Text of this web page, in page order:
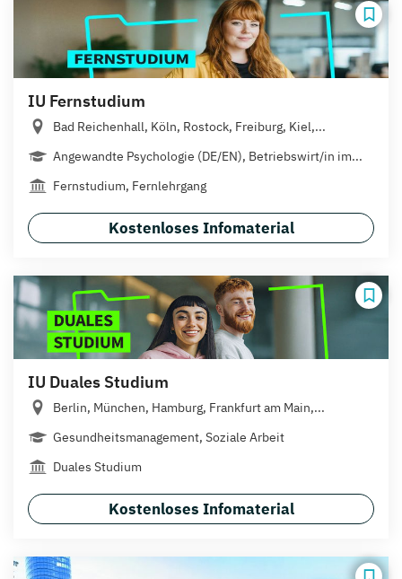
IU Fernstudium
Bad Reichenhall, Köln, Rostock, Freiburg, Kiel,...
Angewandte Psychologie (DE/EN), Betriebswirt/in im...
Fernstudium, Fernlehrgang
Kostenloses Infomaterial
IU Duales Studium
Berlin, München, Hamburg, Frankfurt am Main,...
Gesundheitsmanagement, Soziale Arbeit
Duales Studium
Kostenloses Infomaterial